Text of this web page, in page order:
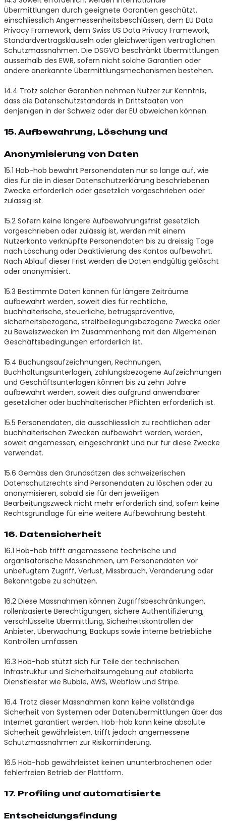
Übermittlungen durch geeignete Garantien geschützt,
einschliesslich Angemessenheitsbeschlüssen, dem EU Data
Privacy Framework, dem Swiss US Data Privacy Framework,
Standardvertragsklauseln oder gleichwertigen vertraglichen
Schutzmassnahmen. Die DSGVO beschränkt Übermittlungen
ausserhalb des EWR, sofern nicht solche Garantien oder
andere anerkannte Übermittlungsmechanismen bestehen.
14.4 Trotz solcher Garantien nehmen Nutzer zur Kenntnis,
dass die Datenschutzstandards in Drittstaaten von
denjenigen in der Schweiz oder der EU abweichen können.
15. Aufbewahrung, Löschung und
Anonymisierung von Daten
15.1 Hob-hob bewahrt Personendaten nur so lange auf, wie
dies für die in dieser Datenschutzerklärung beschriebenen
Zwecke erforderlich oder gesetzlich vorgeschrieben oder
zulässig ist.
15.2 Sofern keine längere Aufbewahrungsfrist gesetzlich
vorgeschrieben oder zulässig ist, werden mit einem
Nutzerkonto verknüpfte Personendaten bis zu dreissig Tage
nach Löschung oder Deaktivierung des Kontos aufbewahrt.
Nach Ablauf dieser Frist werden die Daten endgültig gelöscht
oder anonymisiert.
15.3 Bestimmte Daten können für längere Zeiträume
aufbewahrt werden, soweit dies für rechtliche,
buchhalterische, steuerliche, betrugspräventive,
sicherheitsbezogene, streitbeilegungsbezogene Zwecke oder
zu Beweiszwecken im Zusammenhang mit den Allgemeinen
Geschäftsbedingungen erforderlich ist.
15.4 Buchungsaufzeichnungen, Rechnungen,
Buchhaltungsunterlagen, zahlungsbezogene Aufzeichnungen
und Geschäftsunterlagen können bis zu zehn Jahre
aufbewahrt werden, soweit dies aufgrund anwendbarer
gesetzlicher oder buchhalterischer Pflichten erforderlich ist.
15.5 Personendaten, die ausschliesslich zu rechtlichen oder
buchhalterischen Zwecken aufbewahrt werden, werden,
soweit angemessen, eingeschränkt und nur für diese Zwecke
verwendet.
15.6 Gemäss den Grundsätzen des schweizerischen
Datenschutzrechts sind Personendaten zu löschen oder zu
anonymisieren, sobald sie für den jeweiligen
Bearbeitungszweck nicht mehr erforderlich sind, sofern keine
Rechtsgrundlage für eine weitere Aufbewahrung besteht.
16. Datensicherheit
16.1 Hob-hob trifft angemessene technische und
organisatorische Massnahmen, um Personendaten vor
unbefugtem Zugriff, Verlust, Missbrauch, Veränderung oder
Bekanntgabe zu schützen.
16.2 Diese Massnahmen können Zugriffsbeschränkungen,
rollenbasierte Berechtigungen, sichere Authentifizierung,
verschlüsselte Übermittlung, Sicherheitskontrollen der
Anbieter, Überwachung, Backups sowie interne betriebliche
Kontrollen umfassen.
16.3 Hob-hob stützt sich für Teile der technischen
Infrastruktur und Sicherheitsumgebung auf etablierte
Dienstleister wie Bubble, AWS, Webflow und Stripe.
16.4 Trotz dieser Massnahmen kann keine vollständige
Sicherheit von Systemen oder Datenübermittlungen über das
Internet garantiert werden. Hob-hob kann keine absolute
Sicherheit gewährleisten, trifft jedoch angemessene
Schutzmassnahmen zur Risikominderung.
16.5 Hob-hob gewährleistet keinen ununterbrochenen oder
fehlerfreien Betrieb der Plattform.
17. Profiling und automatisierte
Entscheidungsfindung